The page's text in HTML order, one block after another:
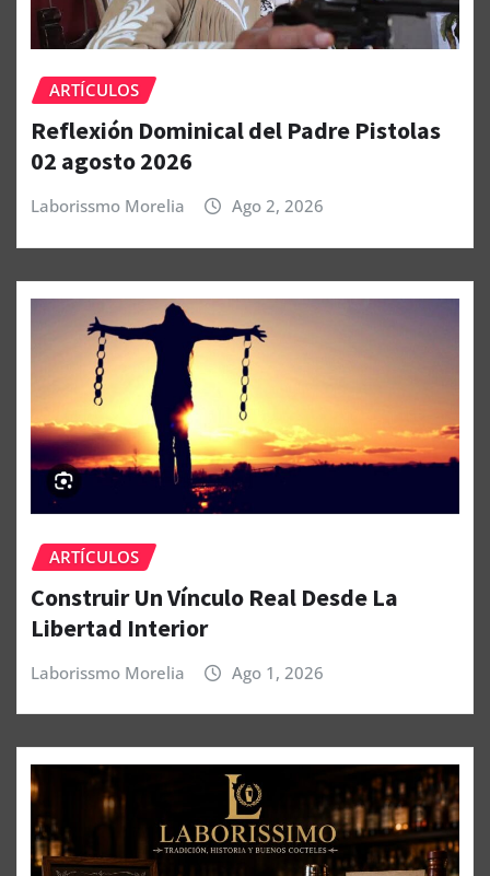
ARTÍCULOS
Reflexión Dominical del Padre Pistolas
02 agosto 2026
Laborissmo Morelia Ago 2, 2026
ARTÍCULOS
Construir Un Vínculo Real Desde La
Libertad Interior
Laborissmo Morelia Ago 1, 2026